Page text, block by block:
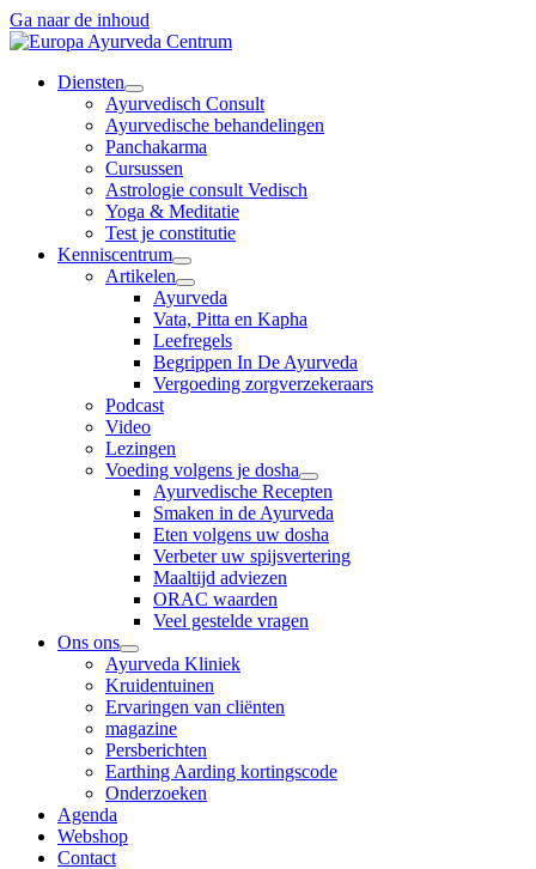
Ga naar de inhoud
Diensten
Ayurvedisch Consult
Ayurvedische behandelingen
Panchakarma
Cursussen
Astrologie consult Vedisch
Yoga & Meditatie
Test je constitutie
Kenniscentrum
Artikelen
Ayurveda
Vata, Pitta en Kapha
Leefregels
Begrippen In De Ayurveda
Vergoeding zorgverzekeraars
Podcast
Video
Lezingen
Voeding volgens je dosha
Ayurvedische Recepten
Smaken in de Ayurveda
Eten volgens uw dosha
Verbeter uw spijsvertering
Maaltijd adviezen
ORAC waarden
Veel gestelde vragen
Ons ons
Ayurveda Kliniek
Kruidentuinen
Ervaringen van cliënten
magazine
Persberichten
Earthing Aarding kortingscode
Onderzoeken
Agenda
Webshop
Contact